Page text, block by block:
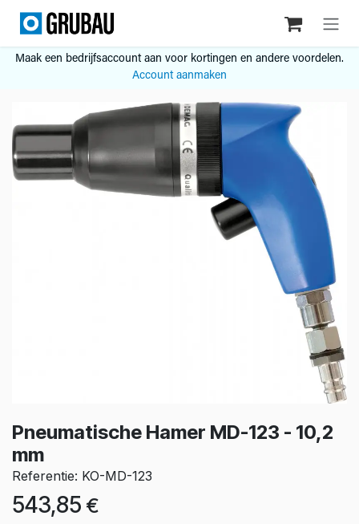
Overslaan naar inhoud
Maak een bedrijfsaccount aan voor kortingen en andere voordelen.
Account aanmaken
Pneumatische Hamer MD-123 - 10,2
mm
Referentie: KO-MD-123
543,85 €